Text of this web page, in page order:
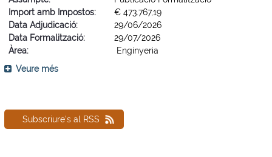
Import amb Impostos:
€ 473.767,19
Data Adjudicació:
29/06/2026
Data Formalització:
29/07/2026
Àrea:
Enginyeria
Veure més
Subscriure's al RSS